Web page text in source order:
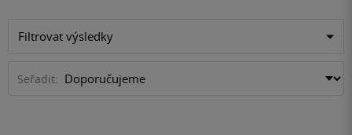
Filtrovat výsledky
Seřadit: